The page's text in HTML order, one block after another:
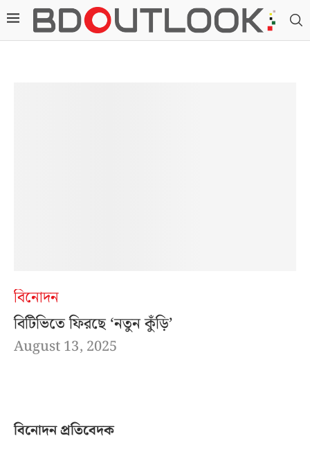
বিনোদন
বিটিভিতে ফিরছে ‘নতুন কুঁড়ি’
August 13, 2025
বিনোদন প্রতিবেদক